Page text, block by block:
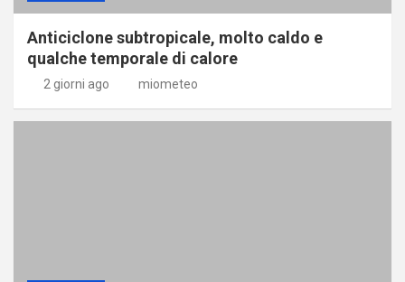
Anticiclone subtropicale, molto caldo e
qualche temporale di calore
2 giorni ago miometeo